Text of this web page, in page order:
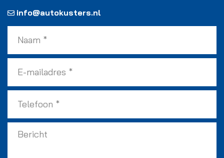
info@autokusters.nl